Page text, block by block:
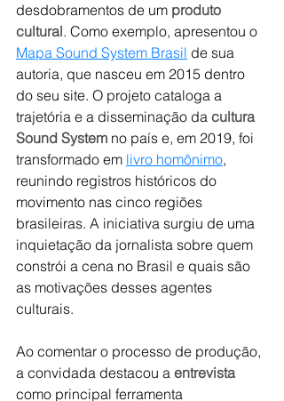
desdobramentos de um produto
cultural. Como exemplo, apresentou o
Mapa Sound System Brasil de sua
autoria, que nasceu em 2015 dentro
do seu site. O projeto cataloga a
trajetória e a disseminação da cultura
Sound System no país e, em 2019, foi
transformado em livro homônimo,
reunindo registros históricos do
movimento nas cinco regiões
brasileiras. A iniciativa surgiu de uma
inquietação da jornalista sobre quem
constrói a cena no Brasil e quais são
as motivações desses agentes
culturais.
Ao comentar o processo de produção,
a convidada destacou a entrevista
como principal ferramenta